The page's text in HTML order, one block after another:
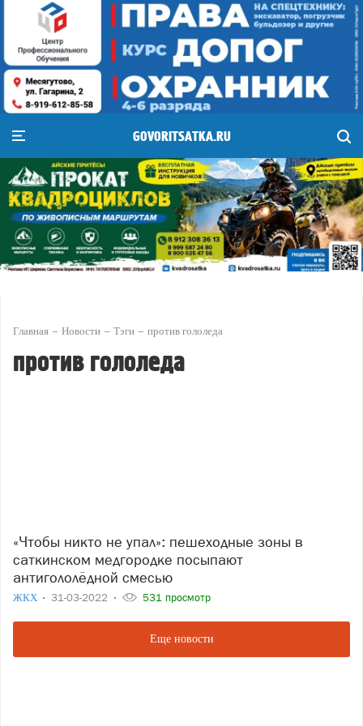
GOVORITSATKA.RU
Главная Новости Тэги против гололеда
против гололеда
«Чтобы никто не упал»: пешеходные зоны в
саткинском медгородке посыпают
антигололёдной смесью
ЖКХ 31-03-2022 531 просмотр
Еще новости